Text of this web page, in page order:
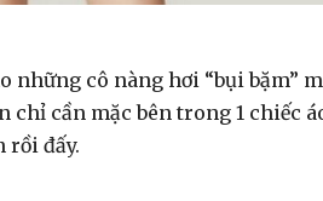
những cô nàng hơi “bụi bặm”
cần mặc bên trong 1 chiếc
rồi đấy.